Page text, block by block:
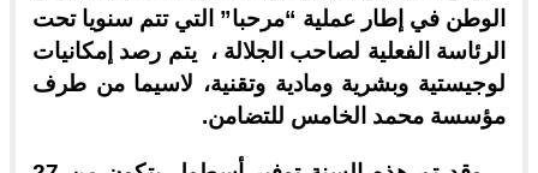
الوطن في إطار عملية “مرحبا” التي تتم سنويا تحت
الرئاسة الفعلية لصاحب الجلالة ، يتم رصد إمكانيات
لوجيستية وبشرية ومادية وتقنية، لاسيما من طرف
مؤسسة محمد الخامس للتضامن.